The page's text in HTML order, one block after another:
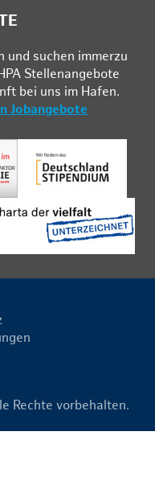
und su­chen im­mer­zu
Stel­len­an­ge­bo­te
bei uns im Ha­fen.
Jobangebote
Rechte vorbehalten.